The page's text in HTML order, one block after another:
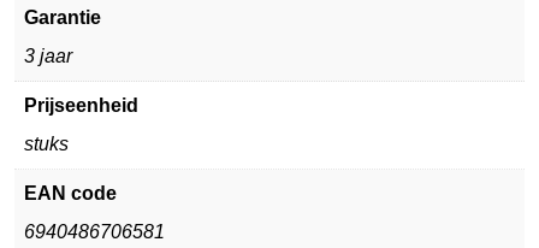
Garantie
3 jaar
Prijseenheid
stuks
EAN code
6940486706581